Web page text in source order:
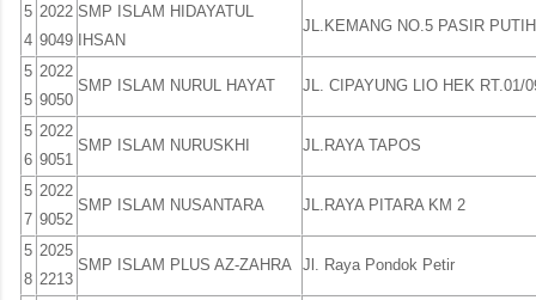
5
4
2022
9049
SMP ISLAM HIDAYATUL
IHSAN
JL.KEMANG NO.5 PASIR PUTIH
5
5
2022
9050
SMP ISLAM NURUL HAYAT JL. CIPAYUNG LIO HEK RT.01/
5
6
2022
9051
SMP ISLAM NURUSKHI JL.RAYA TAPOS
5
7
2022
9052
SMP ISLAM NUSANTARA JL.RAYA PITARA KM 2
5
8
2025
2213
SMP ISLAM PLUS AZ-ZAHRA Jl. Raya Pondok Petir